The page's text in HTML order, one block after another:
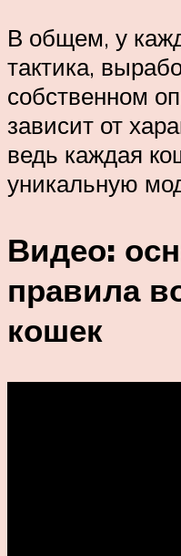
В общем, у
тактика,
собственном
зависит от
ведь каждая
уникальную
Видео:
правила
кошек